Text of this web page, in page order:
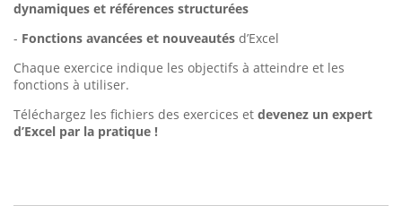
dynamiques et références structurées
- Fonctions avancées et nouveautés d’Excel
Chaque exercice indique les objectifs à atteindre et les
fonctions à utiliser.
Téléchargez les fichiers des exercices et devenez un expert
d’Excel par la pratique !